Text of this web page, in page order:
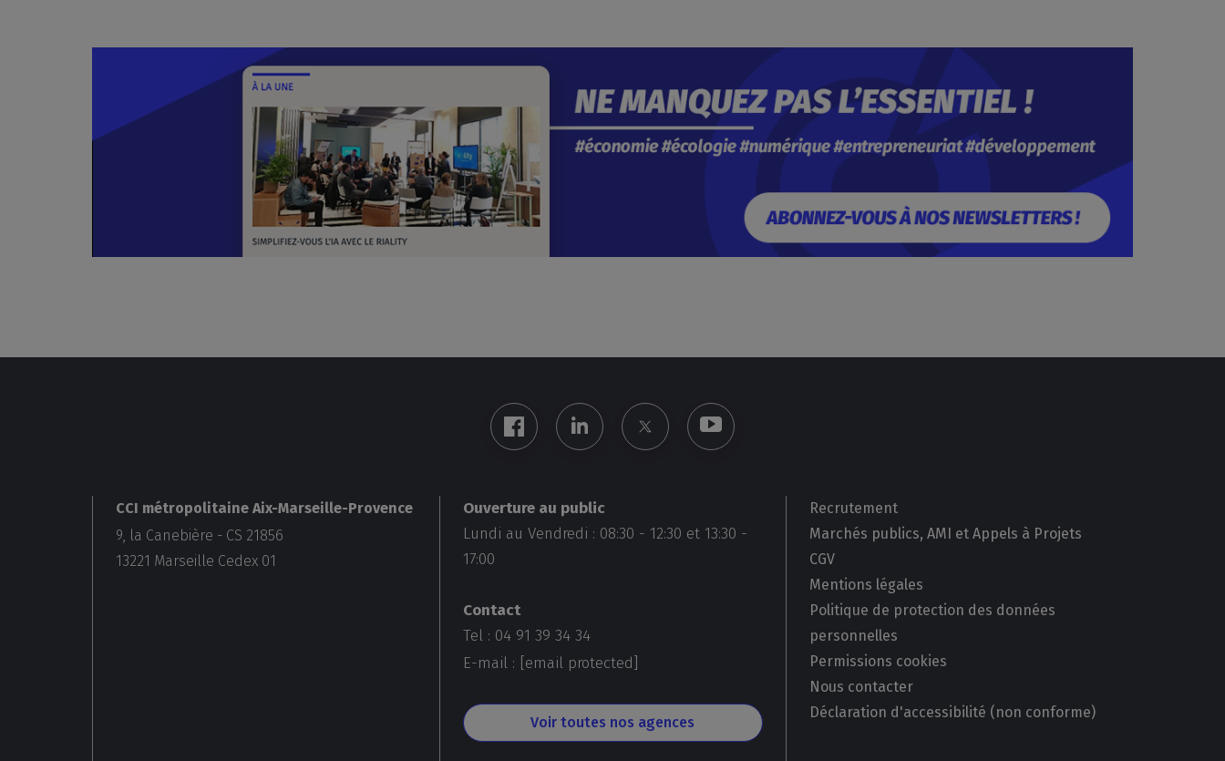
CCI métropolitaine Aix-Marseille-Provence
9, la Canebière - CS 21856
13221 Marseille Cedex 01
Ouverture au public
Lundi au Vendredi : 08:30 - 12:30 et 13:30 -
17:00
Contact
Tel : 04 91 39 34 34
E-mail :
[email protected]
Voir toutes nos agences
Recrutement
Marchés publics, AMI et Appels à Projets
CGV
Mentions légales
Politique de protection des données
personnelles
Permissions cookies
Nous contacter
Déclaration d'accessibilité (non conforme)